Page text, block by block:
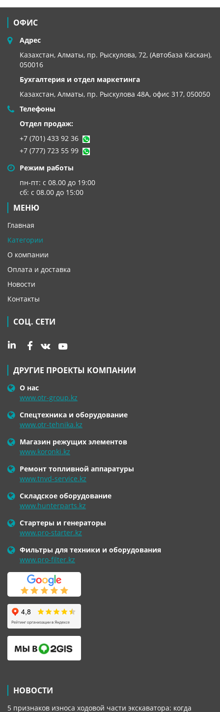
ОФИС
Адрес
Казахстан, Алматы, пр. Рыскулова, 72, (Автобаза Каскан),
050016
Бухгалтерия и отдел маркетинга
Казахстан, Алматы, пр. Рыскулова 48А, офис 317, 050050
Телефоны
Отдел продаж:
+7 (701) 433 92 36
+7 (777) 723 55 99
Режим работы
пн-пт: с 08.00 до 19:00
сб: с 08.00 до 15:00
МЕНЮ
Главная
Категории
О компании
Оплата и доставка
Новости
Контакты
СОЦ. СЕТИ
ДРУГИЕ ПРОЕКТЫ КОМПАНИИ
О нас
www.otr-group.kz
Спецтехника и оборудование
www.otr-tehnika.kz
Магазин режущих элементов
www.koronki.kz
Ремонт топливной аппаратуры
www.tnvd-service.kz
Складское оборудование
www.hunterparts.kz
Стартеры и генераторы
www.pro-starter.kz
Фильтры для техники и оборудования
www.pro-filter.kz
НОВОСТИ
5 признаков износа ходовой части экскаватора: когда